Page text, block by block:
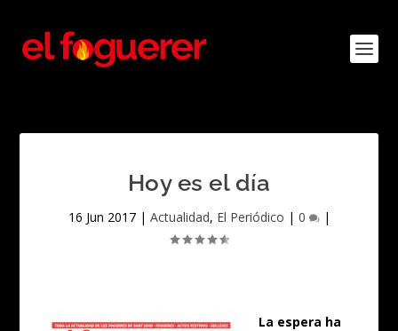
Hoy es el día
16 Jun 2017| Actualidad, El Periódico | 0 |
La espera ha